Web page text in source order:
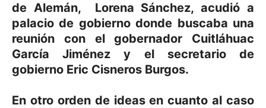
de Alemán, Lorena Sánchez, acudió a
palacio de gobierno donde buscaba una
reunión con el gobernador Cuitláhuac
García Jiménez y el secretario de
gobierno Eric Cisneros Burgos.
En otro orden de ideas en cuanto al caso